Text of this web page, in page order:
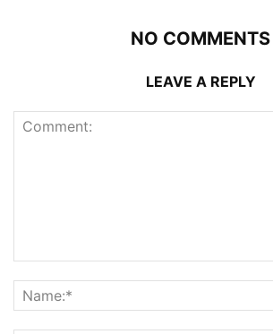
NO COMMENTS
LEAVE A REPLY